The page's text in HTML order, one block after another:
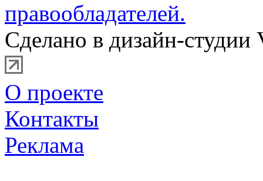
правообладателей.
Сделано в дизайн-студии
О проекте
Контакты
Реклама